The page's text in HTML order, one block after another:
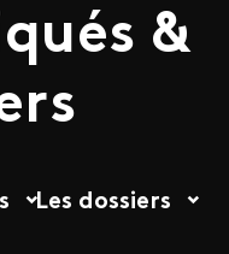
&
Les dossiers